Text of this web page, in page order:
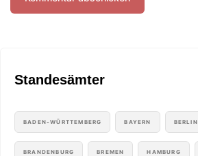
Standesämter
BADEN-WÜRTTEMBERG BAYERN BERLIN
BRANDENBURG BREMEN HAMBURG